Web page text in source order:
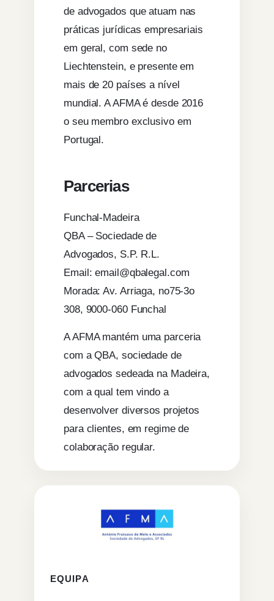
de advogados que atuam nas
práticas jurídicas empresariais
em geral, com sede no
Liechtenstein, e presente em
mais de 20 países a nível
mundial. A AFMA é desde 2016
o seu membro exclusivo em
Portugal.
Parcerias
Funchal-Madeira
QBA – Sociedade de
Advogados, S.P. R.L.
Email: email@qbalegal.com
Morada: Av. Arriaga, no75-3o
308, 9000-060 Funchal
A AFMA mantém uma parceria
com a QBA, sociedade de
advogados sedeada na Madeira,
com a qual tem vindo a
desenvolver diversos projetos
para clientes, em regime de
colaboração regular.
EQUIPA